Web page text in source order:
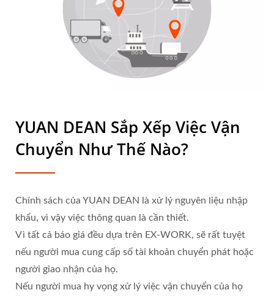
YUAN DEAN Sắp Xếp Việc Vận
Chuyển Như Thế Nào?
Chính sách của YUAN DEAN là xử lý nguyên liệu nhập
khẩu, vì vậy việc thông quan là cần thiết.
Vì tất cả báo giá đều dựa trên EX-WORK, sẽ rất tuyệt
nếu người mua cung cấp số tài khoản chuyển phát hoặc
người giao nhận của họ.
Nếu người mua hy vọng xử lý việc vận chuyển của họ